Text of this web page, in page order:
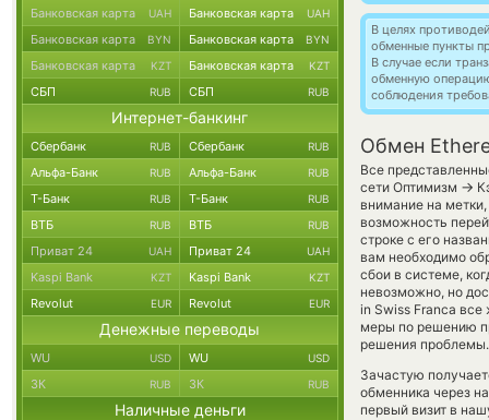
В целях
обменные пункты
В случае если
обменную
соблюдения
Обмен
Все
сети Оптимизм →
внимание на
возможность
строке с его
вам необходимо
сбои в системе,
невозможно, но
in Swiss Franca
меры по решению
решения проблемы.
Зачастую
обменника через
первый визит в
Банковская карта UAH Банковская карта UAH
Банковская карта BYN Банковская карта BYN
Банковская карта KZT Банковская карта KZT
СБП RUB СБП RUB
Интернет-банкинг
Сбербанк RUB Сбербанк RUB
Альфа-Банк RUB Альфа-Банк RUB
Т-Банк RUB Т-Банк RUB
ВТБ RUB ВТБ RUB
Приват 24 UAH Приват 24 UAH
Kaspi Bank KZT Kaspi Bank KZT
Revolut EUR Revolut EUR
Денежные переводы
WU USD WU USD
ЗК RUB ЗК RUB
Наличные деньги